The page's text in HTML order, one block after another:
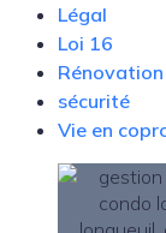
Légal
Loi 16
sécurité
Vie en